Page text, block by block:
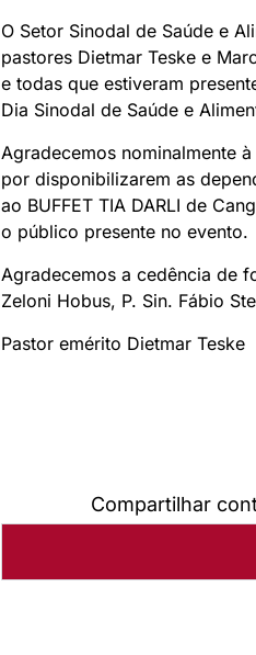
O Setor Sinodal de Saúde e
pastores Dietmar Teske e
e todas que estiveram
Dia Sinodal de Saúde e
Agradecemos nominalmente
por disponibilizarem as
ao BUFFET TIA DARLI de
o público presente no evento.
Agradecemos a cedência de
Zeloni Hobus, P. Sin. Fábio
Pastor emérito Dietmar Teske
Compartilhar